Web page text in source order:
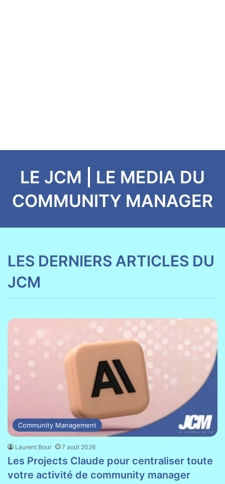
LE JCM | LE MEDIA DU
COMMUNITY MANAGER
LES DERNIERS ARTICLES DU
JCM
Community Management
Laurent Bour 7 août 2026
Les Projects Claude pour centraliser toute
votre activité de community manager